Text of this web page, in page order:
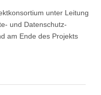
unter Leitung
und Datenschutz-
am Ende des Projekts